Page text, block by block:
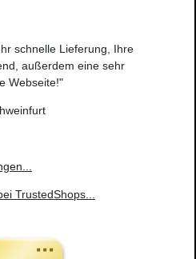
schnelle Lieferung, Ihre
außerdem eine sehr
Webseite!"
TrustedShops